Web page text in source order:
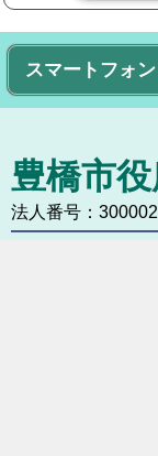
スマートフォン
豊橋市
法人番号：